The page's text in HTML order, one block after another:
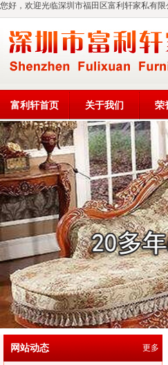
您好，欢迎光临深圳市福田区富利轩家私有限
富利轩首页 关于我们 荣
网站动态 更多